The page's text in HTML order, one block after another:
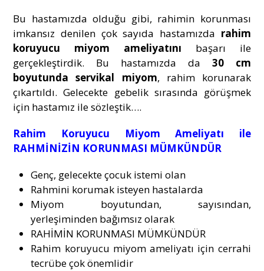
Bu hastamızda olduğu gibi, rahimin korunması
imkansız denilen çok sayıda hastamızda rahim
koruyucu miyom ameliyatını başarı ile
gerçekleştirdik. Bu hastamızda da 30 cm
boyutunda servikal miyom, rahim korunarak
çıkartıldı. Gelecekte gebelik sırasında görüşmek
için hastamız ile sözleştik….
Rahim Koruyucu Miyom Ameliyatı ile
RAHMİNİZİN KORUNMASI MÜMKÜNDÜR
Genç, gelecekte çocuk istemi olan
Rahmini korumak isteyen hastalarda
Miyom boyutundan, sayısından,
yerleşiminden bağımsız olarak
RAHİMİN KORUNMASI MÜMKÜNDÜR
Rahim koruyucu miyom ameliyatı için cerrahi
tecrübe çok önemlidir